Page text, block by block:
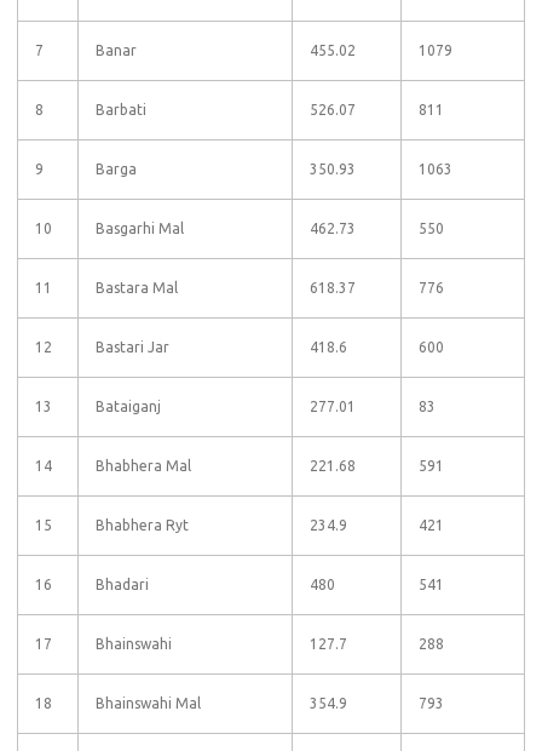
7 Banar 455.02 1079
8 Barbati 526.07 811
9 Barga 350.93 1063
10 Basgarhi Mal 462.73 550
11 Bastara Mal 618.37 776
12 Bastari Jar 418.6 600
13 Bataiganj 277.01 83
14 Bhabhera Mal 221.68 591
15 Bhabhera Ryt 234.9 421
16 Bhadari 480 541
17 Bhainswahi 127.7 288
18 Bhainswahi Mal 354.9 793